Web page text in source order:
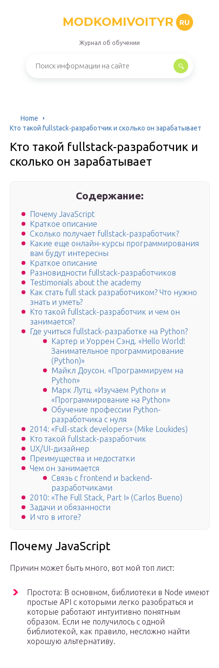
MODKOMIVOITYR RU
Журнал об обучении
Home
Кто такой fullstack-разработчик и сколько он зарабатывает
Кто такой fullstack-разработчик и
сколько он зарабатывает
Содержание:
Почему JavaScript
Краткое описание
Сколько получает fullstack-разработчик?
Какие еще онлайн-курсы программирования
вам будут интересны
Краткое описание
Разновидности fullstack-разработчиков
Testimonials about the academy
Как стать full stack разработчиком? Что нужно
знать и уметь?
Кто такой fullstack-разработчик и чем он
занимается?
Где учиться fullstack-разработке на Python?
Картер и Уоррен Сэнд. «Hello World!
Занимательное программирование
(Python)»
Майкл Доусон. «Программируем на
Python»
Марк Лутц. «Изучаем Python» и
«Программирование на Python»
Обучение профессии Python-
разработчика с нуля
2014: «Full-stack developers» (Mike Loukides)
Кто такой fullstack-разработчик
UX/UI-дизайнер
Преимущества и недостатки
Чем он занимается
Связь с frontend и backend-
разработчиками
2010: «The Full Stack, Part I» (Carlos Bueno)
Задачи и обязанности
И что в итоге?
Почему JavaScript
Причин может быть много, вот мой топ лист:
Простота: В основном, библиотеки в Node имеют
простые API с которыми легко разобраться и
которые работают интуитивно понятным
образом. Если не получилось с одной
библиотекой, как правило, несложно найти
хорошую альтернативу.